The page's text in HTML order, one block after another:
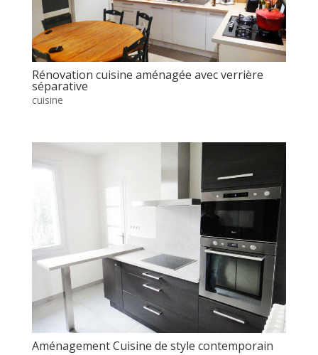
Rénovation cuisine aménagée avec verrière
séparative
cuisine
Aménagement Cuisine de style contemporain